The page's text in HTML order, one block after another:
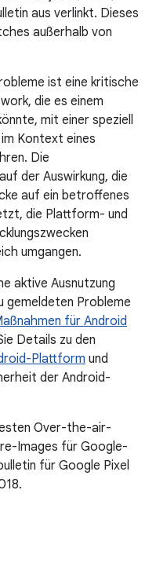
aus verlinkt. Dieses
außerhalb von
ist eine kritische
die es einem
mit einer speziell
Kontext eines
Die
der Auswirkung, die
auf ein betroffenes
die Plattform- und
umgangen.
aktive Ausnutzung
gemeldeten Probleme
für Android
Details zu den
Plattform und
der Android-
Over-the-air-
Images für Google-
für Google Pixel